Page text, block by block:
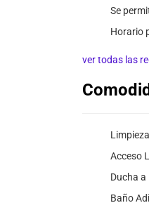
Se
Horario
ver todas las
Acceso
Ducha a
Baño